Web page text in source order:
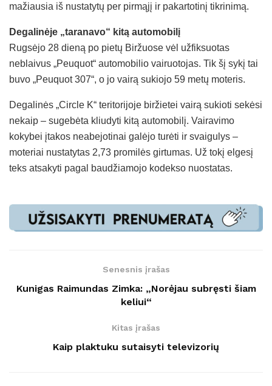
mažiausia iš nustatytų per pirmąjį ir pakartotinį tikrinimą.
Degalinėje „taranavo“ kitą automobilį
Rugsėjo 28 dieną po pietų Biržuose vėl užfiksuotas
neblaivus „Peuquot“ automobilio vairuotojas. Tik šį sykį tai
buvo „Peuquot 307“, o jo vairą sukiojo 59 metų moteris.
Degalinės „Circle K“ teritorijoje biržietei vairą sukioti sekėsi
nekaip – sugebėta kliudyti kitą automobilį. Vairavimo
kokybei įtakos neabejotinai galėjo turėti ir svaigulys –
moteriai nustatytas 2,73 promilės girtumas. Už tokį elgesį
teks atsakyti pagal baudžiamojo kodekso nuostatas.
Senesnis įrašas
Kunigas Raimundas Zimka: „Norėjau subręsti šiam
keliui“
Kitas įrašas
Kaip plaktuku sutaisyti televizorių